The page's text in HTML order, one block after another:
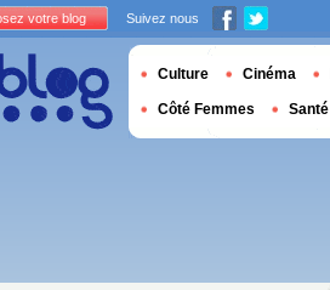
votre blog Suivez nous
Culture Cinéma
Côté Femmes Santé